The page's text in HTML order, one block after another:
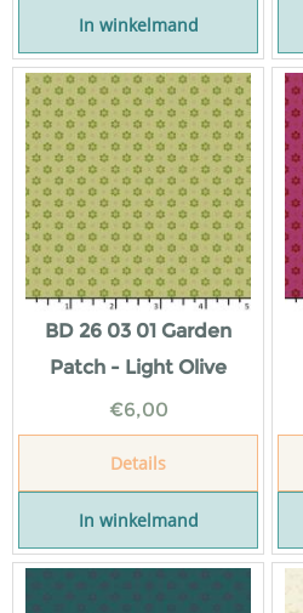
In winkelmand
BD 26 03 01 Garden
Patch - Light Olive
€6,00
Details
In winkelmand